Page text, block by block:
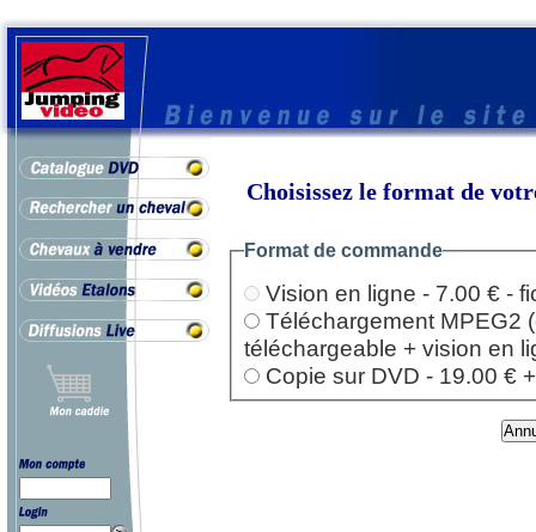
Choisissez le format de
Format de commande
Vision en ligne - 7.00 € -
Téléchargement MPEG2
téléchargeable + vision en
Copie sur DVD - 19.00 €